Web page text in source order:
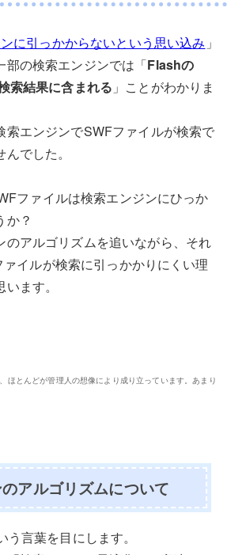
に引っかからないという思い込み 」
部の検索エンジンでは「Flashの
索結果に含まれる 」ことがわかりま
索エンジンでSWFファイルが検索で
でした。
ファイルは検索エンジンにひっか
か？
のアルゴリズムを追いながら、それ
イルが検索に引っかかりにくい理
ます。
ほとんどが管理人の想像により成り立っています。あまり
アルゴリズムについて
言葉を目にします。